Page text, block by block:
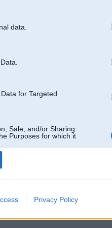
data.
for Targeted
Sale, and/or Sharing
Purposes for which it
Privacy Policy